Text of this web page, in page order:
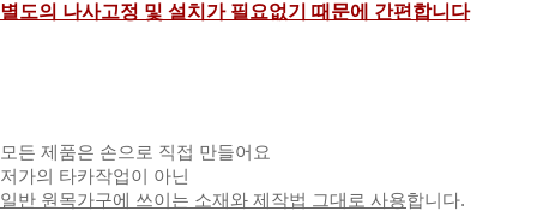
별도의 나사고정 및 설치가 필요없기 때문에 간편합니다
모든 제품은 손으로 직접 만들어요
저가의 타카작업이 아닌
일반 원목가구에 쓰이는 소재와 제작법 그대로 사용합니다.